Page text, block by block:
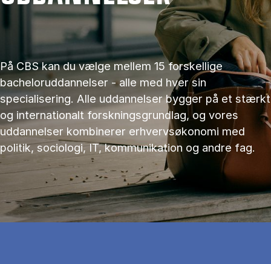
På CBS kan du vælge mellem 15 forskellige
bacheloruddannelser - alle med hver sin
specialisering. Alle uddannelser bygger på et stærkt
og internationalt forskningsgrundlag, og vores
uddannelser kombinerer erhvervsøkonomi med
politik, sociologi, IT, kommunikation og andre fag.